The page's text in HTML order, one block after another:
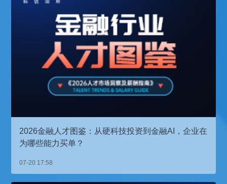
2026金融人才图鉴：从硬科技投资到金融AI，企业在
为哪些能力买单？
07-20 17:58